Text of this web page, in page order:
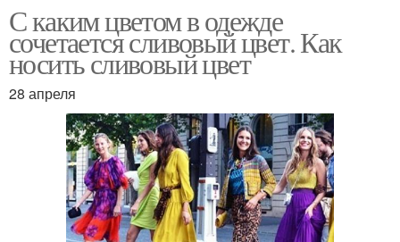
С каким цветом в одежде
сочетается сливовый цвет. Как
носить сливовый цвет
28 апреля